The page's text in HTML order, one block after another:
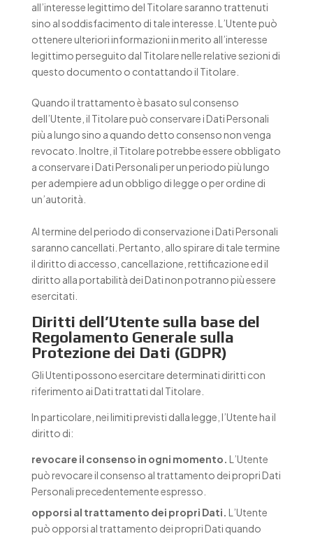
all’interesse legittimo del Titolare saranno trattenuti
sino al soddisfacimento di tale interesse. L’Utente può
ottenere ulteriori informazioni in merito all’interesse
legittimo perseguito dal Titolare nelle relative sezioni di
questo documento o contattando il Titolare.
Quando il trattamento è basato sul consenso
dell’Utente, il Titolare può conservare i Dati Personali
più a lungo sino a quando detto consenso non venga
revocato. Inoltre, il Titolare potrebbe essere obbligato
a conservare i Dati Personali per un periodo più lungo
per adempiere ad un obbligo di legge o per ordine di
un’autorità.
Al termine del periodo di conservazione i Dati Personali
saranno cancellati. Pertanto, allo spirare di tale termine
il diritto di accesso, cancellazione, rettificazione ed il
diritto alla portabilità dei Dati non potranno più essere
esercitati.
Diritti dell’Utente sulla base del
Regolamento Generale sulla
Protezione dei Dati (GDPR)
Gli Utenti possono esercitare determinati diritti con
riferimento ai Dati trattati dal Titolare.
In particolare, nei limiti previsti dalla legge, l’Utente ha il
diritto di:
revocare il consenso in ogni momento. L’Utente
può revocare il consenso al trattamento dei propri Dati
Personali precedentemente espresso.
opporsi al trattamento dei propri Dati. L’Utente
può opporsi al trattamento dei propri Dati quando